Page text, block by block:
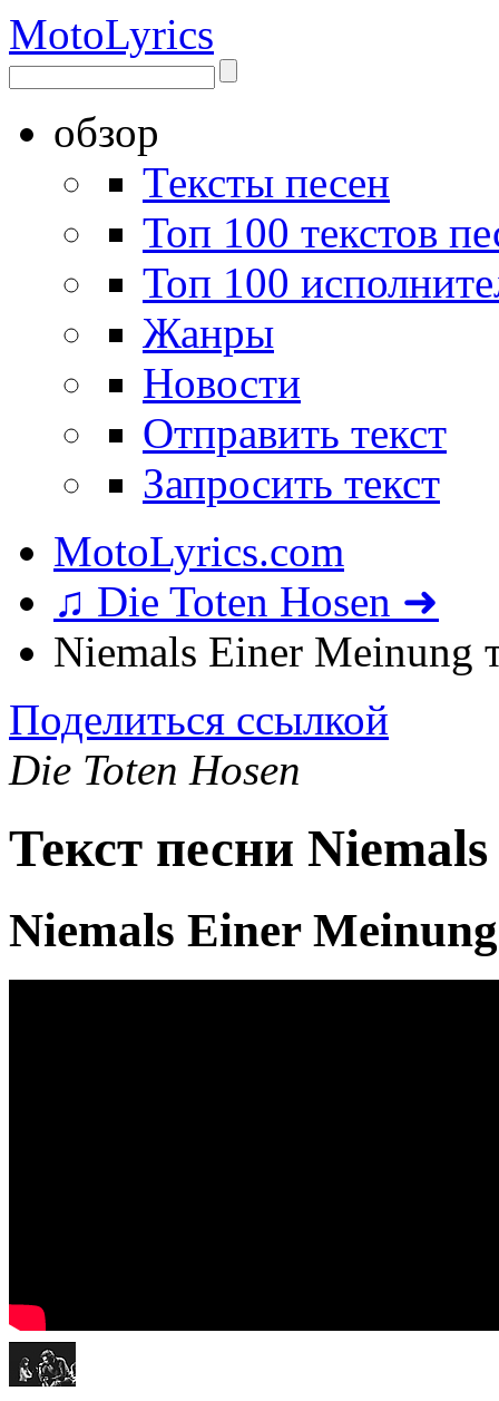
MotoLyrics
обзор
Тексты песен
Топ 100 текстов
Топ 100
Жанры
Новости
Отправить текст
Запросить текст
MotoLyrics.com
♫ Die Toten Hosen ➜
Niemals Einer Meinung
Поделиться ссылкой
Die Toten Hosen
Текст песни
Niemals Einer